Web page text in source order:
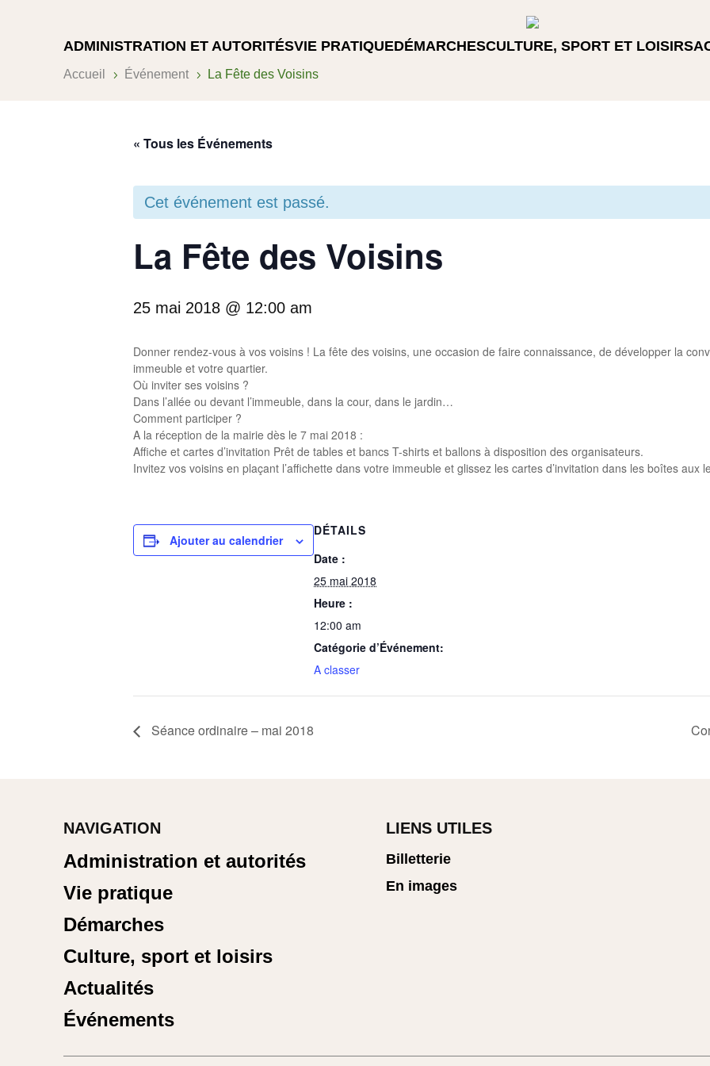
ADMINISTRATION ET AUTORITÉSVIE PRATIQUEDÉMARCHESCULTURE, SPORT ET LOISIRS
Accueil 5 Événement 5 La Fête des Voisins
« Tous les Événements
Cet événement est passé.
La Fête des Voisins
25 mai 2018 @ 12:00 am
Donner rendez-vous à vos voisins ! La fête des voisins, une occasion de faire connaissance, de développer la
immeuble et votre quartier.
Où inviter ses voisins ?
Dans l’allée ou devant l’immeuble, dans la cour, dans le jardin…
Comment participer ?
A la réception de la mairie dès le 7 mai 2018 :
Affiche et cartes d’invitation Prêt de tables et bancs T-shirts et ballons à disposition des organisateurs.
Invitez vos voisins en plaçant l’affichette dans votre immeuble et glissez les cartes d’invitation dans les boîtes aux
Ajouter au calendrier
DÉTAILS
Date :
25 mai 2018
Heure :
12:00 am
Catégorie d’Événement:
A classer
Séance ordinaire – mai 2018
NAVIGATION
Administration et autorités
Vie pratique
Démarches
Culture, sport et loisirs
Actualités
Événements
LIENS UTILES
Billetterie
En images